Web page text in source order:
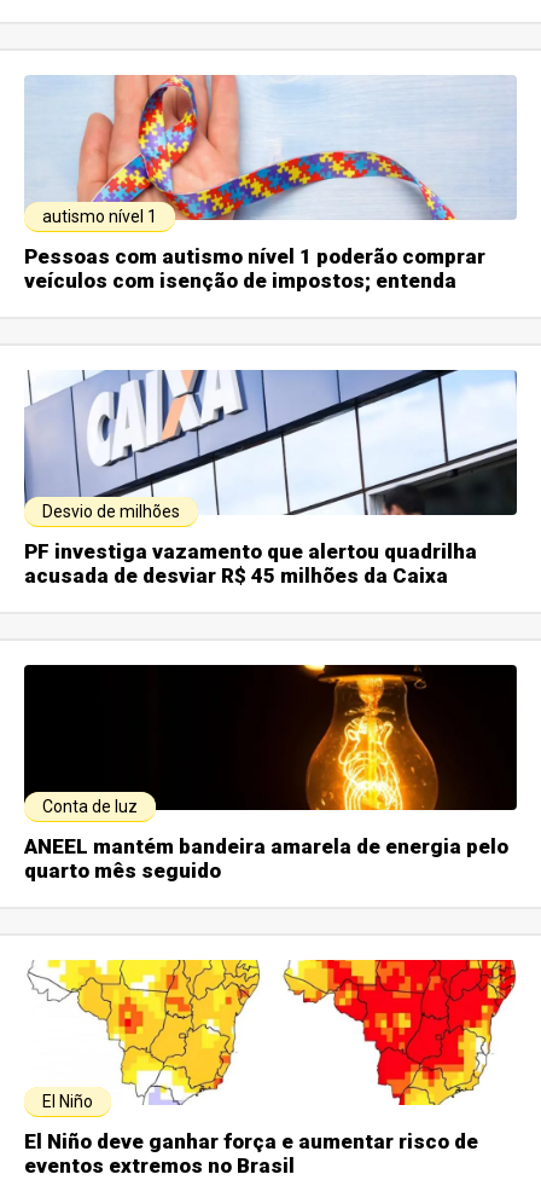
autismo nível 1
Pessoas com autismo nível 1 poderão comprar
veículos com isenção de impostos; entenda
Desvio de milhões
PF investiga vazamento que alertou quadrilha
acusada de desviar R$ 45 milhões da Caixa
Conta de luz
ANEEL mantém bandeira amarela de energia pelo
quarto mês seguido
El Niño
El Niño deve ganhar força e aumentar risco de
eventos extremos no Brasil